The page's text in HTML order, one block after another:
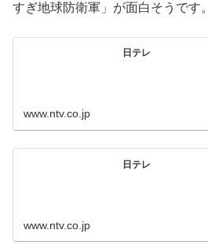
すぎ地球防衛軍」が面白そうです。
日テレ
www.ntv.co.jp
日テレ
www.ntv.co.jp